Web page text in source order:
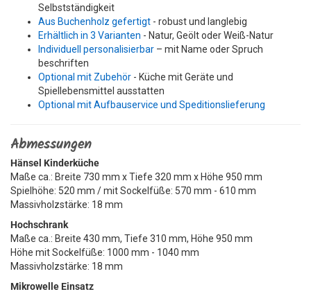
Selbstständigkeit
Aus Buchenholz gefertigt - robust und langlebig
Erhältlich in 3 Varianten - Natur, Geölt oder Weiß-Natur
Individuell personalisierbar – mit Name oder Spruch
beschriften
Optional mit Zubehör - Küche mit Geräte und
Spiellebensmittel ausstatten
Optional mit Aufbauservice und Speditionslieferung
Abmessungen
Hänsel Kinderküche
Maße ca.: Breite 730 mm x Tiefe 320 mm x Höhe 950 mm
Spielhöhe: 520 mm / mit Sockelfüße: 570 mm - 610 mm
Massivholzstärke: 18 mm
Hochschrank
Maße ca.: Breite 430 mm, Tiefe 310 mm, Höhe 950 mm
Höhe mit Sockelfüße: 1000 mm - 1040 mm
Massivholzstärke: 18 mm
Mikrowelle Einsatz